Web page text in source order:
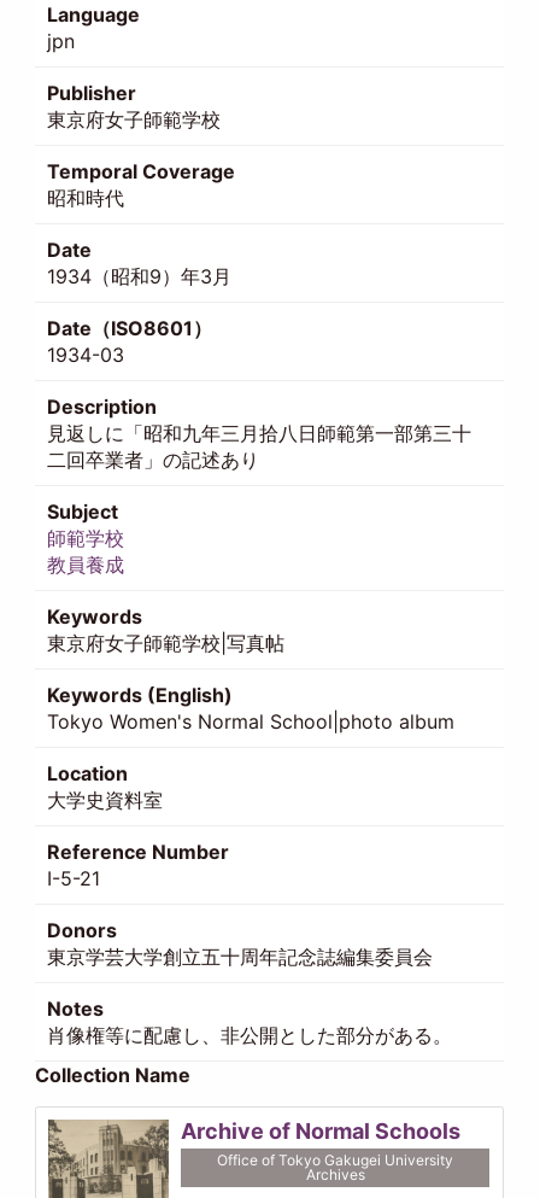
Language
jpn
Publisher
東京府女子師範学校
Temporal Coverage
昭和時代
Date
1934（昭和9）年3月
Date（ISO8601）
1934-03
Description
見返しに「昭和九年三月拾八日師範第一部第三十
二回卒業者」の記述あり
Subject
師範学校
教員養成
Keywords
東京府女子師範学校|写真帖
Keywords (English)
Tokyo Women's Normal School|photo album
Location
大学史資料室
Reference Number
I-5-21
Donors
東京学芸大学創立五十周年記念誌編集委員会
Notes
肖像権等に配慮し、非公開とした部分がある。
Collection Name
Archive of Normal Schools
Office of Tokyo Gakugei University
Archives